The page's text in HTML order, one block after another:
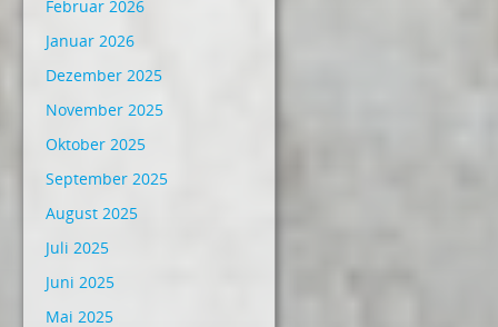
Februar 2026
Januar 2026
Dezember 2025
November 2025
Oktober 2025
September 2025
August 2025
Juli 2025
Juni 2025
Mai 2025